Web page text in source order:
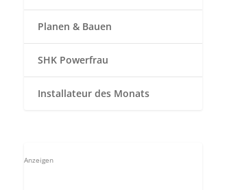
Planen & Bauen
SHK Powerfrau
Installateur des Monats
Anzeigen